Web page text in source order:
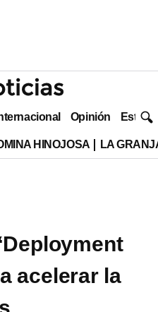
Opinión Estilo
HINOJOSA LA
acelerar la